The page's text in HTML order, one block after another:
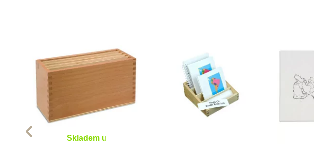
Skladem u